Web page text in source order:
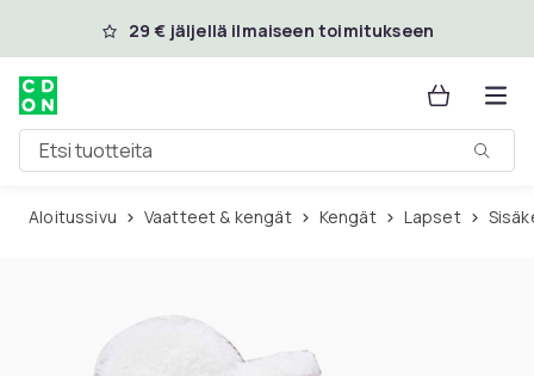
Ohita ja siirry pääsisältöön
29 € jäljellä ilmaiseen toimitukseen
Etsi tuotteita
Aloitussivu Vaatteet & kengät Kengät Lapset